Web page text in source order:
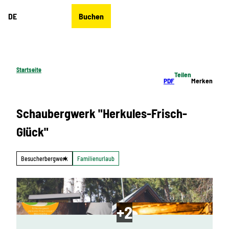
DE Buchen
Startseite
PDF
Teilen
Merken
Schaubergwerk "Herkules-Frisch-
Glück"
Besucherbergwerk Familienurlaub